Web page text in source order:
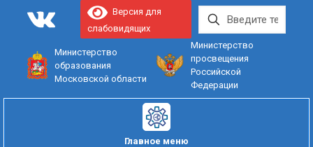
Министерство
образования
Московской области
Министерство
просвещения
Российской
Федерации
Версия для
слабовидящих
Главное меню